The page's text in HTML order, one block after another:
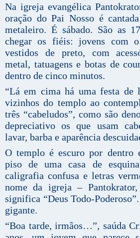
Na igreja evangélica
oração do Pai Nosso é
metaleiro. É sábado. São as
chegar os fiéis: jovens com
vestidos de preto, com
metal, tatuagens e botas de
dentro de cinco minutos.
“Lá em cima há uma festa de
vizinhos do templo ao
três “cabeludos”, como são
depreciativo os que usam
lavar, barba e aparência
O templo é escuro por dentro
piso de uma casa de
caligrafia confusa e letras
nome da igreja –
significa “Deus Todo-
gigante.
“Boa tarde, irmãos…”, saúda